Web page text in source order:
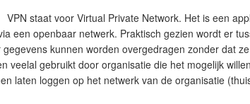
VPN staat voor Virtual Private Network. Het is een
een openbaar netwerk. Praktisch gezien wordt er
kunnen worden overgedragen zonder dat
veelal gebruikt door organisatie die het mogelijk
laten loggen op het netwerk van de organisatie